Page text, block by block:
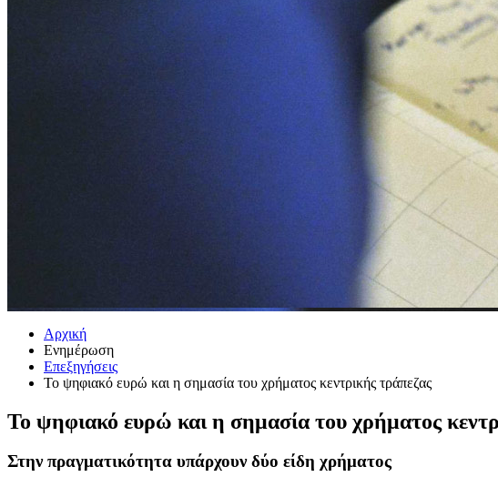
Αρχική
Ενημέρωση
Επεξηγήσεις
Το ψηφιακό ευρώ και η σημασία του χρήματος κεντρικής τράπεζας
Το ψηφιακό ευρώ και η σημασία του χρήματος
Στην πραγματικότητα υπάρχουν δύο είδη χρήματος